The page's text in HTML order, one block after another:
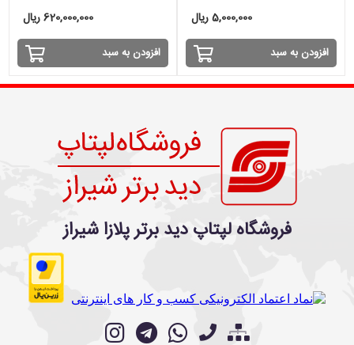
5,000,000 ریال
افزودن به سبد
620,000,000 ریال
افزودن به سبد
فروشگاه لپتاپ دید برتر پلازا شیراز